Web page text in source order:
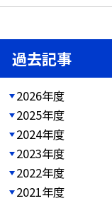
過去記事
2026年度
2025年度
2024年度
2023年度
2022年度
2021年度